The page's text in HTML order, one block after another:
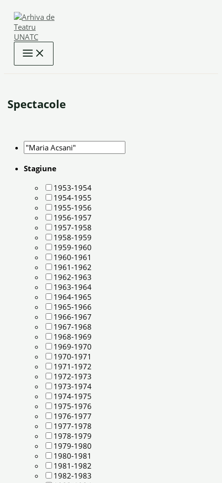
content
Spectacole
Stagiune
1953-1954
1954-1955
1955-1956
1956-1957
1957-1958
1958-1959
1959-1960
1960-1961
1961-1962
1962-1963
1963-1964
1964-1965
1965-1966
1966-1967
1967-1968
1968-1969
1969-1970
1970-1971
1971-1972
1972-1973
1973-1974
1974-1975
1975-1976
1976-1977
1977-1978
1978-1979
1979-1980
1980-1981
1981-1982
1982-1983